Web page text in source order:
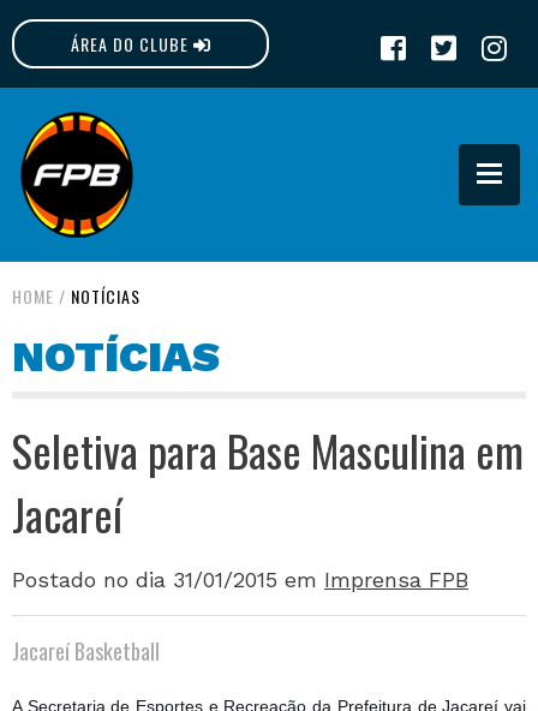
ÁREA DO CLUBE
FPB
HOME / NOTÍCIAS
NOTÍCIAS
Seletiva para Base Masculina em
Jacareí­
Postado no dia 31/01/2015 em Imprensa FPB
Jacareí Basketball
A Secretaria de Esportes e Recreação da Prefeitura de Jacareí vai